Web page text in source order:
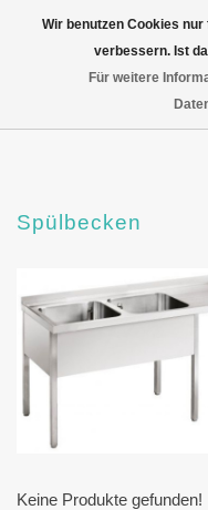
Spülbecken
Keine Produkte gefunden!
Wir benutzen Cookies
verbessern. Ist
Für weitere